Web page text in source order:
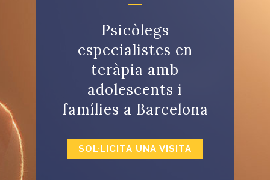
Psicòlegs
especialistes en
teràpia amb
adolescents i
famílies a Barcelona
SOL·LICITA UNA VISITA